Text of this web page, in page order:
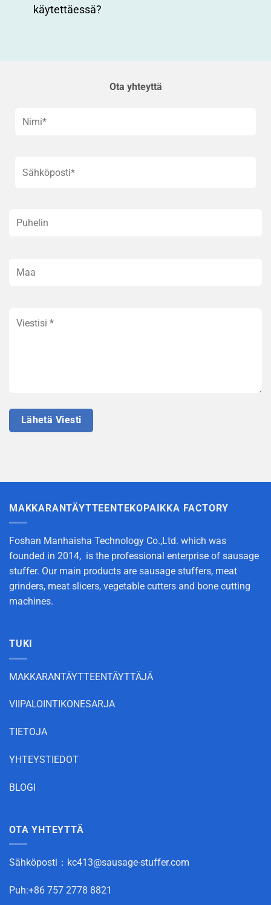
käytettäessä?
Ota yhteyttä
MAKKARANTÄYTTEENTEKOPAIKKA FACTORY
Foshan Manhaisha Technology Co.,Ltd. which was
founded in 2014, is the professional enterprise of sausage
stuffer. Our main products are sausage stuffers, meat
grinders, meat slicers, vegetable cutters and bone cutting
machines.
TUKI
MAKKARANTÄYTTEENTÄYTTÄJÄ
VIIPALOINTIKONESARJA
TIETOJA
YHTEYSTIEDOT
BLOGI
OTA YHTEYTTÄ
Sähköposti： kc413@sausage-stuffer.com
Puh:+86 757 2778 8821